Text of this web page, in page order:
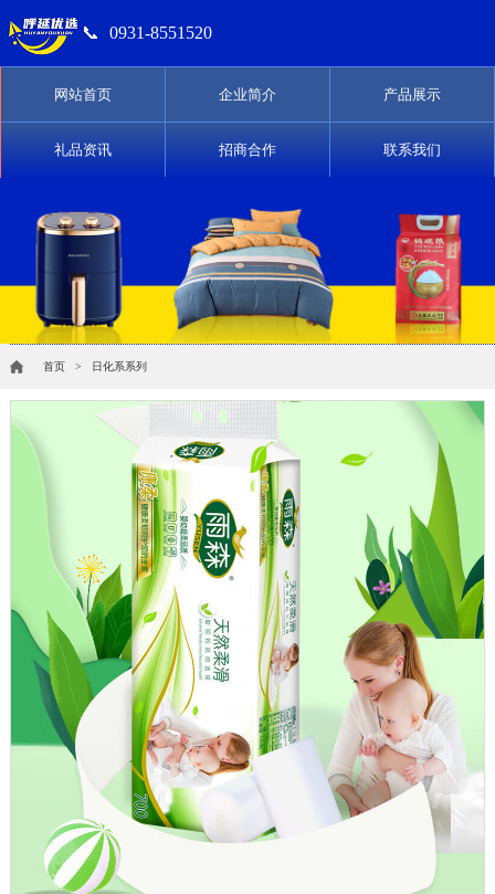
📞 0931-8551520
网站首页 企业简介 产品展示
礼品资讯 招商合作 联系我们
首页> 日化系系列